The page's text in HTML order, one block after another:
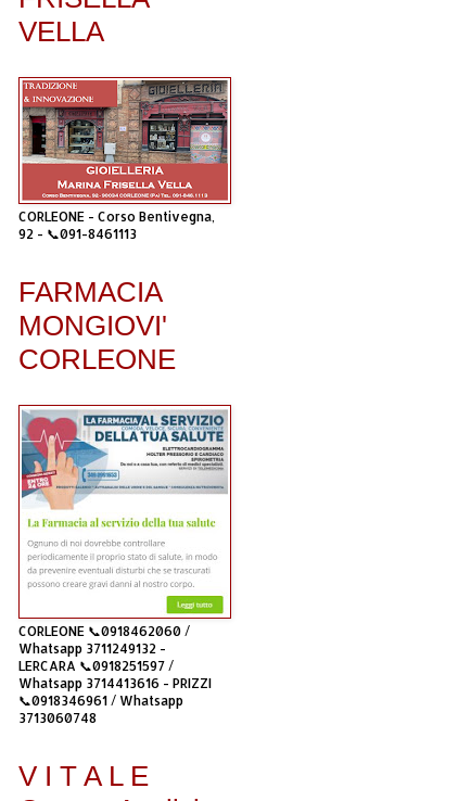
VELLA
CORLEONE - Corso Bentivegna,
92 - 📞091-8461113
FARMACIA
MONGIOVI'
CORLEONE
CORLEONE 📞0918462060 /
Whatsapp 3711249132 -
LERCARA 📞0918251597 /
Whatsapp 3714413616 - PRIZZI
📞0918346961 / Whatsapp
3713060748
V I T A L E